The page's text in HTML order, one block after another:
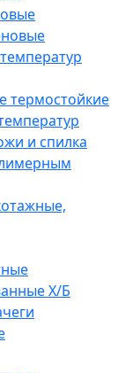
термостойкие
и спилка
Х/Б